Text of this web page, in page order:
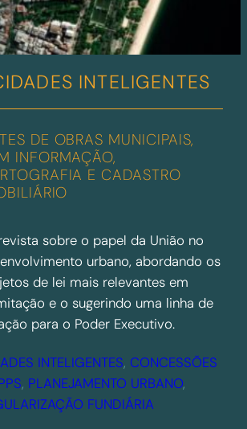
INTELIGENTES
DE OBRAS MUNICIPAIS,
INFORMAÇÃO,
E CADASTRO
sobre o papel da União no
urbano, abordando os
de lei mais relevantes em
e o sugerindo uma linha de
para o Poder Executivo.
INTELIGENTES, CONCESSÕES
, PLANEJAMENTO URBANO
FUNDIÁRIA